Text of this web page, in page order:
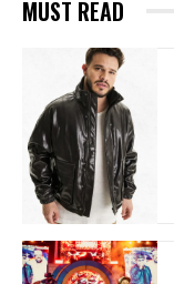
MUST READ